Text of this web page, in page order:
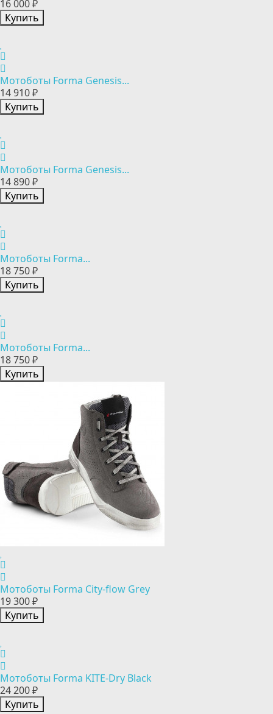
16 000 ₽
Купить
Мотоботы Forma Genesis...
14 910 ₽
Купить
Мотоботы Forma Genesis...
14 890 ₽
Купить
Мотоботы Forma...
18 750 ₽
Купить
Мотоботы Forma...
18 750 ₽
Купить
Мотоботы Forma City-flow Grey
19 300 ₽
Купить
Мотоботы Forma KITE-Dry Black
24 200 ₽
Купить